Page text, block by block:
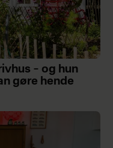
– og hun
gøre hende